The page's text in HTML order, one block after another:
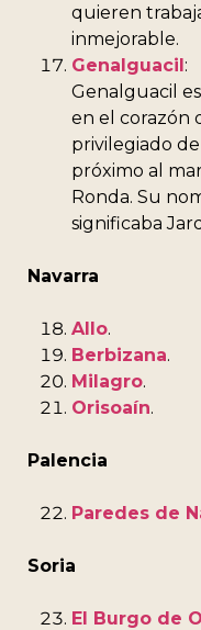
quieren
inmejorable.
Genalguacil:
Genalguacil
en el corazón
privilegiado
próximo al
Ronda. Su
significaba
Navarra
Allo.
Berbizana.
Milagro.
Orisoaín.
Palencia
Paredes de
Soria
El Burgo de